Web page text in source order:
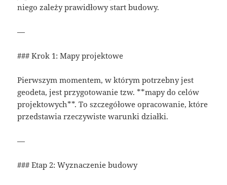
niego zależy prawidłowy start budowy.
—
### Krok 1: Mapy projektowe
Pierwszym momentem, w którym potrzebny jest
geodeta, jest przygotowanie tzw. **mapy do celów
projektowych**. To szczegółowe opracowanie, które
przedstawia rzeczywiste warunki działki.
—
### Etap 2: Wyznaczenie budowy